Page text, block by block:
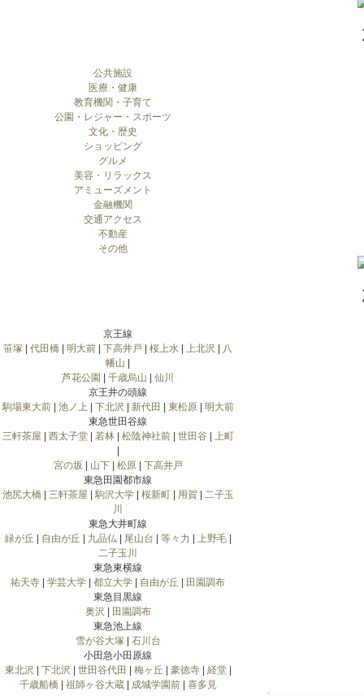
公共施設
医療・健康
教育機関・子育て
公園・レジャー・スポーツ
文化・歴史
ショッピング
グルメ
美容・リラックス
アミューズメント
金融機関
交通アクセス
不動産
その他
京王線
笹塚
代田橋 明大前 下高井戸 桜上水 上北沢
八
幡山
芦花公園
千歳烏山
仙川
京王井の頭線
駒場東大前| 池ノ上 下北沢 新代田 東松原| 明大前
東急世田谷線
三軒茶屋
西太子堂| 若林| 松陰神社前| 世田谷
上町
宮の坂
山下| 松原| 下高井戸
東急田園都市線
池尻大橋| 三軒茶屋 駒沢大学| 桜新町| 用賀| 二子玉
川
東急大井町線
緑が丘
自由が丘 九品仏| 尾山台 等々力 上野毛|
二子玉川
東急東横線
祐天寺
学芸大学 都立大学 自由が丘
田園調布
東急目黒線
奥沢
田園調布
東急池上線
雪が谷大塚| 石川台
小田急小田原線
東北沢
下北沢 世田谷代田 梅ヶ丘 豪徳寺| 経堂|
千歳船橋| 祖師ヶ谷大蔵| 成城学園前| 喜多見